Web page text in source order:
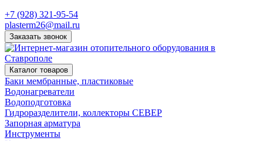
+7 (928) 321-95-54
plasterm26@mail.ru
Заказать звонок
Каталог товаров
Баки мембранные, пластиковые
Водонагреватели
Водоподготовка
Гидроразделители, коллекторы СЕВЕР
Запорная арматура
Инструменты